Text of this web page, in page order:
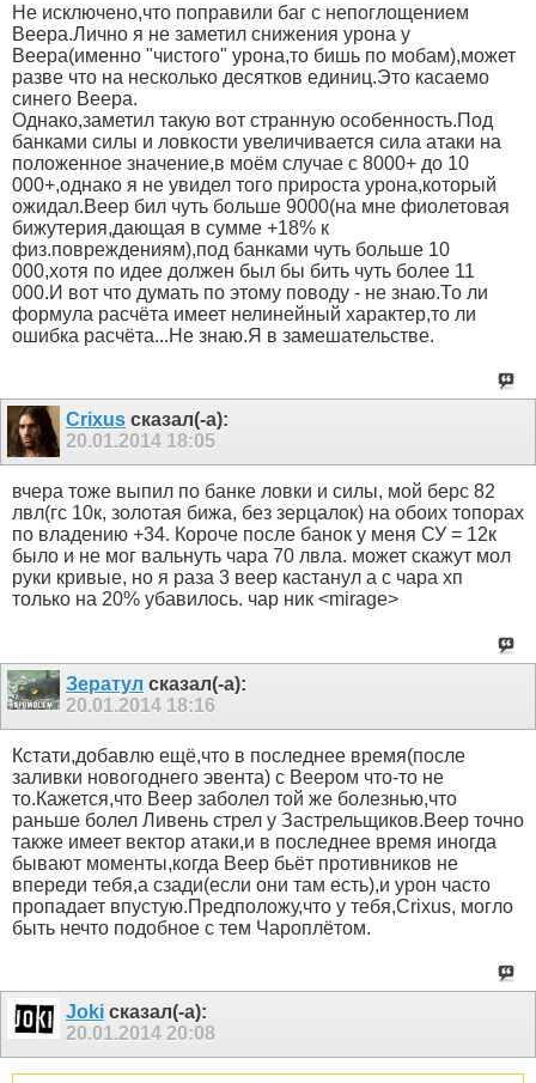
Не исключено,что поправили баг с непоглощением
Веера.Лично я не заметил снижения урона у
Веера(именно "чистого" урона,то бишь по мобам),может
разве что на несколько десятков единиц.Это касаемо
синего Веера.
Однако,заметил такую вот странную особенность.Под
банками силы и ловкости увеличивается сила атаки на
положенное значение,в моём случае с 8000+ до 10
000+,однако я не увидел того прироста урона,который
ожидал.Веер бил чуть больше 9000(на мне фиолетовая
бижутерия,дающая в сумме +18% к
физ.повреждениям),под банками чуть больше 10
000,хотя по идее должен был бы бить чуть более 11
000.И вот что думать по этому поводу - не знаю.То ли
формула расчёта имеет нелинейный характер,то ли
ошибка расчёта...Не знаю.Я в замешательстве.
Crixus сказал(-а):
20.01.2014 18:05
вчера тоже выпил по банке ловки и силы, мой берс 82
лвл(гс 10к, золотая бижа, без зерцалок) на обоих топорах
по владению +34. Короче после банок у меня СУ = 12к
было и не мог вальнуть чара 70 лвла. может скажут мол
руки кривые, но я раза 3 веер кастанул а с чара хп
только на 20% убавилось. чар ник <mirage>
Зератул сказал(-а):
20.01.2014 18:16
Кстати,добавлю ещё,что в последнее время(после
заливки новогоднего эвента) с Веером что-то не
то.Кажется,что Веер заболел той же болезнью,что
раньше болел Ливень стрел у Застрельщиков.Веер точно
также имеет вектор атаки,и в последнее время иногда
бывают моменты,когда Веер бьёт противников не
впереди тебя,а сзади(если они там есть),и урон часто
пропадает впустую.Предположу,что у тебя,Crixus, могло
быть нечто подобное с тем Чароплётом.
Joki сказал(-а):
20.01.2014 20:08